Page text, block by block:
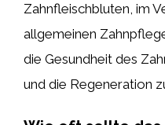
Zahnfleischbluten, im
allgemeinen
die Gesundheit des
und die Regeneration